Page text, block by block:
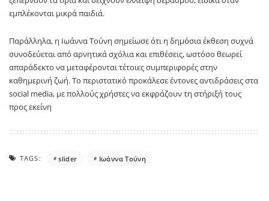
εμπλέκονται μικρά παιδιά.
Παράλληλα, η Ιωάννα Τούνη σημείωσε ότι η δημόσια έκθεση συχνά
συνοδεύεται από αρνητικά σχόλια και επιθέσεις, ωστόσο θεωρεί
απαράδεκτο να μεταφέρονται τέτοιες συμπεριφορές στην
καθημερινή ζωή. Το περιστατικό προκάλεσε έντονες αντιδράσεις στα
social media, με πολλούς χρήστες να εκφράζουν τη στήριξή τους
προς εκείνη
TAGS: slider Ιωάννα Τούνη